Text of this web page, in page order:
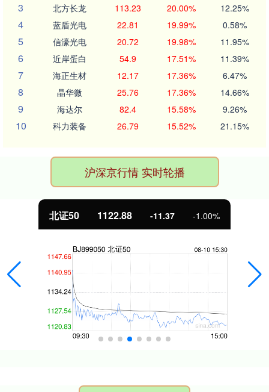
3 北方长龙 113.23 20.00% 12.25%
4 蓝盾光电 22.81 19.99% 0.58%
5 信濠光电 20.72 19.98% 11.95%
6 近岸蛋白 54.9 17.51% 11.39%
7 海正生材 12.17 17.36% 6.47%
8 晶华微 25.76 17.36% 14.66%
9 海达尔 82.4 15.58% 9.26%
10 科力装备 26.79 15.52% 21.15%
沪深京行情 实时轮播
北证50 1122.88 -11.37 -1.00%